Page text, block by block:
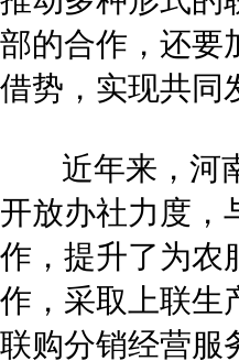
部的合作，还要
借势，实现共同
近年来，河南
开放办社力度，
作，提升了为农
作，采取上联生
联购分销经营服